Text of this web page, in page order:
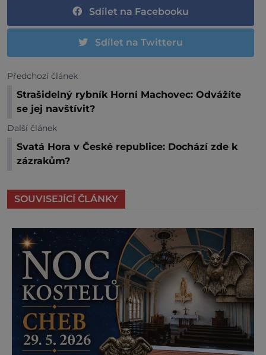
Sdílet na Facebooku
Sdílet na Twitteru
Předchozí článek
Strašidelný rybník Horní Machovec: Odvážíte
se jej navštívit?
Další článek
Svatá Hora v České republice: Dochází zde k
zázrakům?
SOUVISEJÍCÍ ČLÁNKY